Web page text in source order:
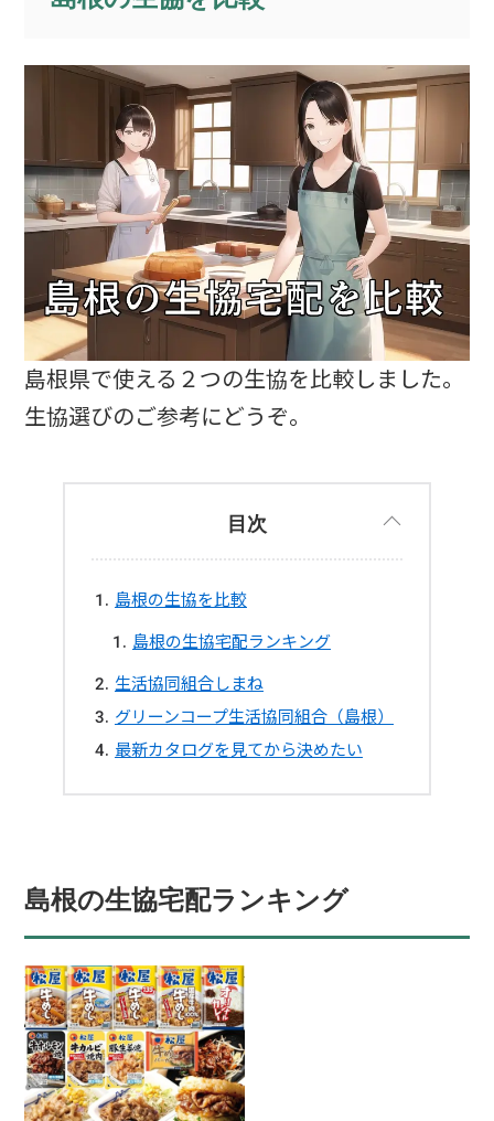
島根県で使える２つの生協を比較しました。
生協選びのご参考にどうぞ。
目次
島根の生協を比較
島根の生協宅配ランキング
生活協同組合しまね
グリーンコープ生活協同組合（島根）
最新カタログを見てから決めたい
島根の生協宅配ランキング